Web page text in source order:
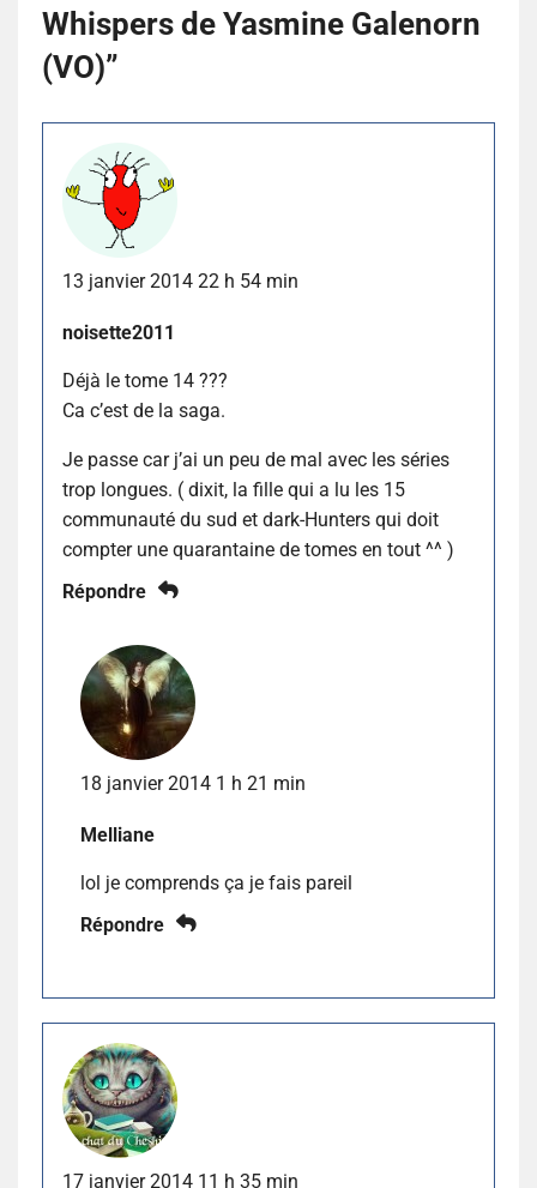
Whispers de Yasmine Galenorn
(VO)”
13 janvier 2014 22 h 54 min
noisette2011
Déjà le tome 14 ???
Ca c’est de la saga.
Je passe car j’ai un peu de mal avec les séries
trop longues. ( dixit, la fille qui a lu les 15
communauté du sud et dark-Hunters qui doit
compter une quarantaine de tomes en tout ^^ )
Répondre
18 janvier 2014 1 h 21 min
Melliane
lol je comprends ça je fais pareil
Répondre
17 janvier 2014 11 h 35 min